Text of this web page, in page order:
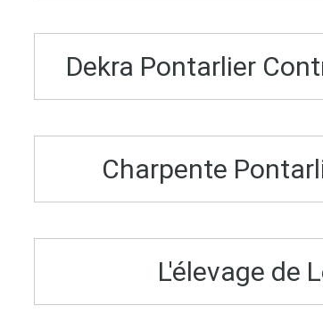
Dekra Pontarlier
Charpente
L'élevage de